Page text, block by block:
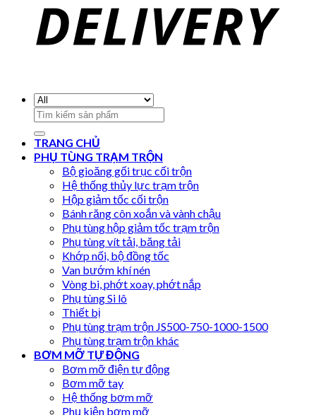
Search
for:
TRANG CHỦ
PHỤ TÙNG TRẠM TRỘN
Bộ gioăng gối trục cối trộn
Hệ thống thủy lực trạm trộn
Hộp giảm tốc cối trộn
Bánh răng côn xoắn và vành chậu
Phụ tùng hộp giảm tốc trạm trộn
Phụ tùng vít tải, băng tải
Khớp nối, bộ đồng tốc
Van bướm khí nén
Vòng bi, phớt xoay, phớt nắp
Phụ tùng Si lô
Thiết bị
Phụ tùng trạm trộn JS500-750-1000-1500
Phụ tùng trạm trộn khác
BƠM MỠ TỰ ĐỘNG
Bơm mỡ điện tự động
Bơm mỡ tay
Hệ thống bơm mỡ
Phụ kiện bơm mỡ